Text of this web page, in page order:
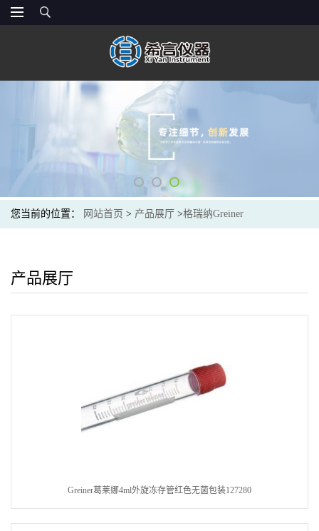
您当前的位置： 网站首页 > 产品展厅 >格瑞纳Greiner
产品展厅
Greiner葛莱娜4ml外旋冻存管红色无菌包装127280